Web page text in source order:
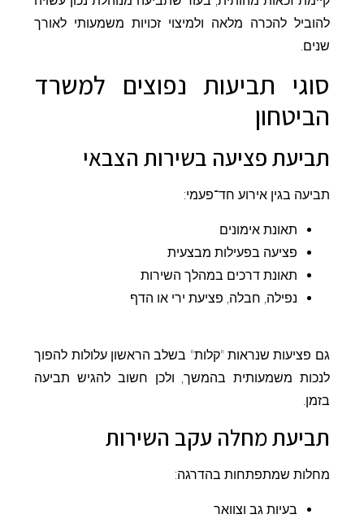
להוביל להכרה מלאה ולמיצוי זכויות משמעותי לאורך
שנים.
סוגי תביעות נפוצים למשרד
הביטחון
תביעת פציעה בשירות הצבאי
תביעה בגין אירוע חד־פעמי:
תאונת אימונים
פציעה בפעילות מבצעית
תאונת דרכים במהלך השירות
נפילה, חבלה, פציעת ירי או הדף
גם פציעות שנראות "קלות" בשלב הראשון עלולות להפוך
לנכות משמעותית בהמשך, ולכן חשוב להגיש תביעה
בזמן.
תביעת מחלה עקב השירות
מחלות שמתפתחות בהדרגה:
בעיות גב וצוואר